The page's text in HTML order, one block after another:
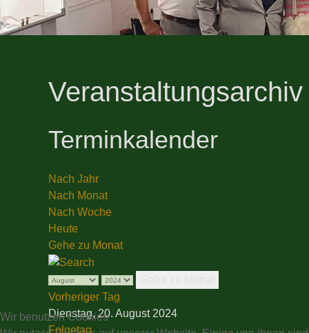
Veranstaltungsarchiv
Terminkalender
Nach Jahr
Nach Monat
Nach Woche
Heute
Gehe zu Monat
Vorheriger Tag
Dienstag, 20. August 2024
Folgetag
Wir benutzen Cookies